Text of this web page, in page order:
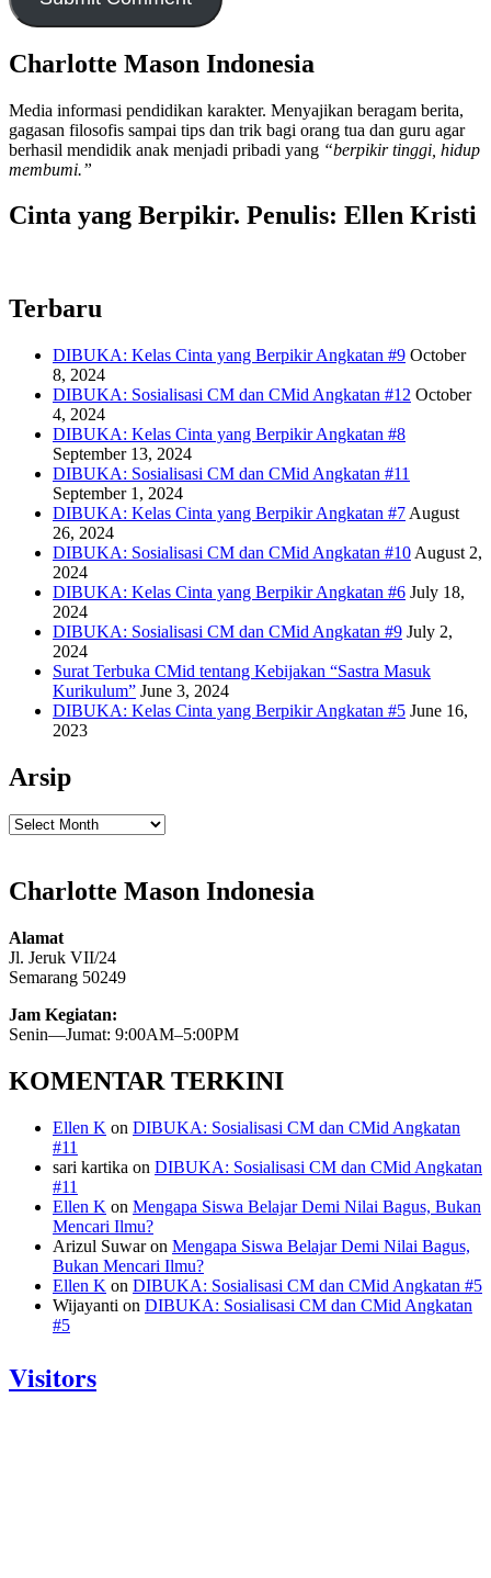
Charlotte Mason Indonesia
Media informasi pendidikan karakter. Menyajikan beragam berita,
gagasan filosofis sampai tips dan trik bagi orang tua dan guru agar
berhasil mendidik anak menjadi pribadi yang “berpikir tinggi, hidup
membumi.”
Cinta yang Berpikir. Penulis: Ellen Kristi
Terbaru
DIBUKA: Kelas Cinta yang Berpikir Angkatan #9 October
8, 2024
DIBUKA: Sosialisasi CM dan CMid Angkatan #12 October
4, 2024
DIBUKA: Kelas Cinta yang Berpikir Angkatan #8
September 13, 2024
DIBUKA: Sosialisasi CM dan CMid Angkatan #11
September 1, 2024
DIBUKA: Kelas Cinta yang Berpikir Angkatan #7 August
26, 2024
DIBUKA: Sosialisasi CM dan CMid Angkatan #10 August 2,
2024
DIBUKA: Kelas Cinta yang Berpikir Angkatan #6 July 18,
2024
DIBUKA: Sosialisasi CM dan CMid Angkatan #9 July 2,
2024
Surat Terbuka CMid tentang Kebijakan “Sastra Masuk
Kurikulum” June 3, 2024
DIBUKA: Kelas Cinta yang Berpikir Angkatan #5 June 16,
2023
Arsip
Arsip
Charlotte Mason Indonesia
Alamat
Jl. Jeruk VII/24
Semarang 50249
Jam Kegiatan:
Senin—Jumat: 9:00AM–5:00PM
KOMENTAR TERKINI
Ellen K on DIBUKA: Sosialisasi CM dan CMid Angkatan
#11
sari kartika on DIBUKA: Sosialisasi CM dan CMid Angkatan
#11
Ellen K on Mengapa Siswa Belajar Demi Nilai Bagus, Bukan
Mencari Ilmu?
Arizul Suwaron Mengapa Siswa Belajar Demi Nilai Bagus,
Bukan Mencari Ilmu?
Ellen K on DIBUKA: Sosialisasi CM dan CMid Angkatan #5
Wijayanti on DIBUKA: Sosialisasi CM dan CMid Angkatan
#5
Visitors